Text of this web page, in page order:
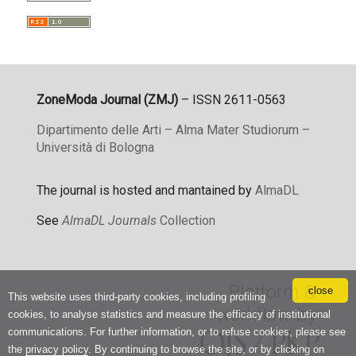
close
This website uses third-party cookies, including profiling
cookies, to analyse statistics and measure the efficacy of institutional
communications. For further information, or to refuse cookies, please see
the privacy policy. By continuing to browse the site, or by clicking on
ZoneModa Journal (ZMJ)– ISSN 2611-0563
Dipartimento delle Arti – Alma Mater Studiorum –
Università di Bologna
The journal is hosted and mantained by AlmaDL
SeeAlmaDL JournalsCollection